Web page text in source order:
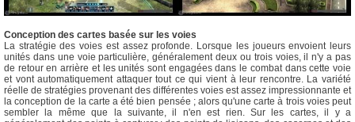
Conception des cartes basée sur les voies
La stratégie des voies est assez profonde. Lorsque les joueurs envoient leurs
unités dans une voie particulière, généralement deux ou trois voies, il n'y a pas
de retour en arrière et les unités sont engagées dans le combat dans cette voie
et vont automatiquement attaquer tout ce qui vient à leur rencontre. La variété
réelle de stratégies provenant des différentes voies est assez impressionnante et
la conception de la carte a été bien pensée ; alors qu'une carte à trois voies peut
sembler la même que la suivante, il n'en est rien. Sur les cartes, il y a